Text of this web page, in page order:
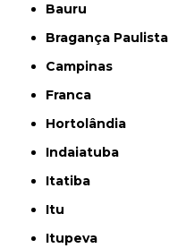
Bauru
Bragança Paulista
Campinas
Franca
Hortolândia
Indaiatuba
Itatiba
Itu
Itupeva